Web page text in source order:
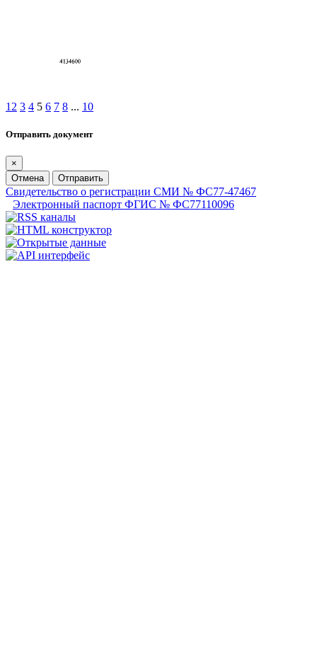
1 2 3 4 5 6 7 8 ... 10
Отправить документ
×
Отмена
Отправить
Свидетельство о регистрации СМИ № ФС77-47467
Электронный паспорт ФГИС № ФС77110096